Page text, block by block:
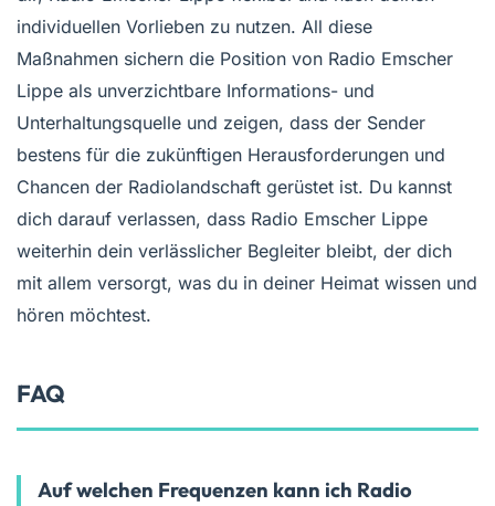
individuellen Vorlieben zu nutzen. All diese
Maßnahmen sichern die Position von Radio Emscher
Lippe als unverzichtbare Informations- und
Unterhaltungsquelle und zeigen, dass der Sender
bestens für die zukünftigen Herausforderungen und
Chancen der Radiolandschaft gerüstet ist. Du kannst
dich darauf verlassen, dass Radio Emscher Lippe
weiterhin dein verlässlicher Begleiter bleibt, der dich
mit allem versorgt, was du in deiner Heimat wissen und
hören möchtest.
FAQ
Auf welchen Frequenzen kann ich Radio